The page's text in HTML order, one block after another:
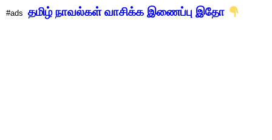
#ads தமிழ் நாவல்கள் வாசிக்க இணைப்பு இதோ